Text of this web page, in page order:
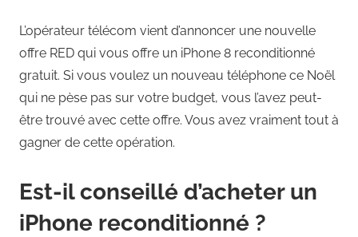
L’opérateur télécom vient d’annoncer une nouvelle
offre RED qui vous offre un iPhone 8 reconditionné
gratuit. Si vous voulez un nouveau téléphone ce Noël
qui ne pèse pas sur votre budget, vous l’avez peut-
être trouvé avec cette offre. Vous avez vraiment tout à
gagner de cette opération.
Est-il conseillé d’acheter un
iPhone reconditionné ?